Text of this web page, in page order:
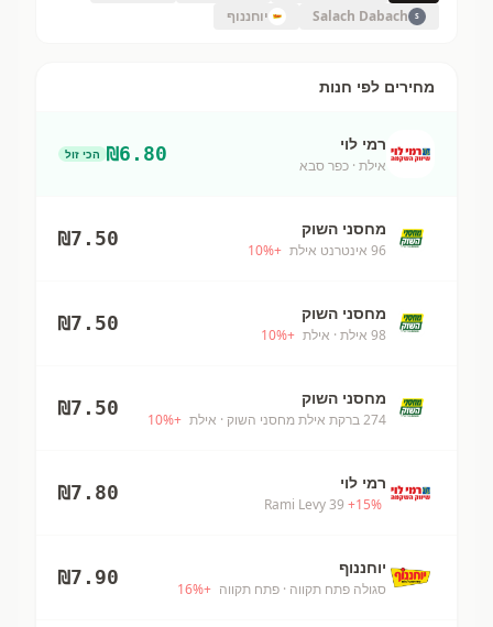
S
Salach Dabach יוחננוף
מחירים לפי חנות
רמי לוי
אילת · כפר סבא
₪6.80 הכי זול
מחסני השוק
96 אינטרנט אילת +
10%
₪7.50
מחסני השוק
98 אילת · אילת +
10%
₪7.50
מחסני השוק
274 ברקת אילת מחסני השוק · אילת +
10%
₪7.50
רמי לוי
Rami Levy 39 +15%
₪7.80
יוחננוף
סגולה פתח תקווה · פתח תקווה +
16%
₪7.90